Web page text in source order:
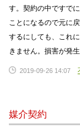
す。契約の中ですで
ことになるので元に
するにしても、これ
きません。損害が発
2019-09-26 14:07
媒介契約